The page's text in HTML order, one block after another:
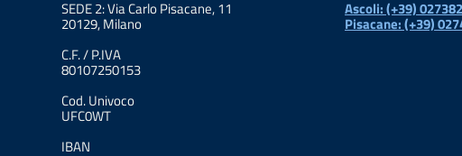
SEDE 2: Via Carlo Pisacane, 11
20129, Milano
C.F. / P.IVA
80107250153
Cod. Univoco
UFC0WT
IBAN
Ascoli: (+39)
Pisacane: (+39)